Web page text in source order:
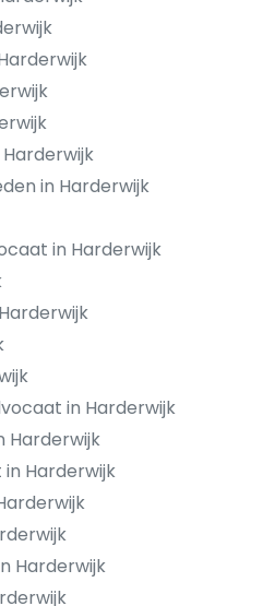
in Harderwijk
in Harderwijk
in Harderwijk
Harderwijk
Harderwijk
Harderwijk